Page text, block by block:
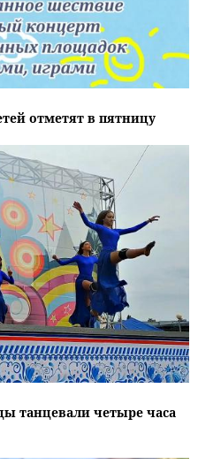
отметят в пятницу
танцевали четыре часа